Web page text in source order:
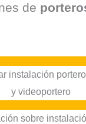
de
sobre